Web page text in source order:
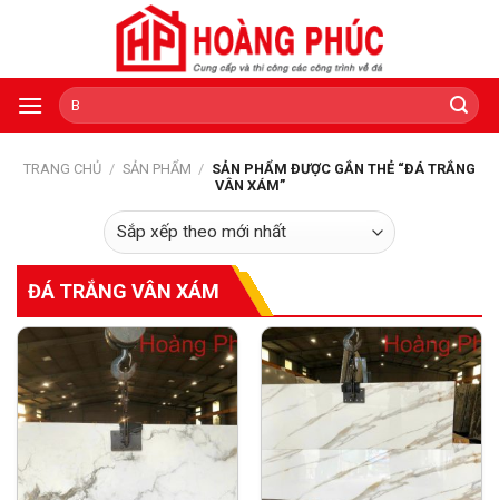
Tìm
kiếm:
TRANG CHỦ / SẢN PHẨM / SẢN PHẨM ĐƯỢC GẮN THẺ “ĐÁ TRẮNG
VÂN XÁM”
ĐÁ TRẮNG VÂN XÁM